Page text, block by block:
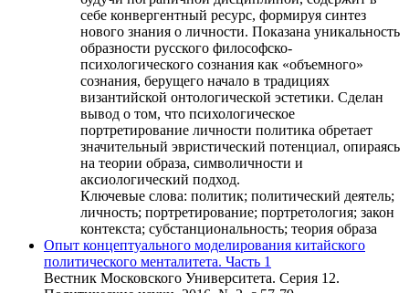
себе конвергентный ресурс, формируя синтез
нового знания о личности. Показана уникальность
образности русского философско-
психологического сознания как «объемного»
сознания, берущего начало в традициях
византийской онтологической эстетики. Сделан
вывод о том, что психологическое
портретирование личности политика обретает
значительный эвристический потенциал, опираясь
на теории образа, символичности и
аксиологический подход.
Ключевые слова: политик; политический деятель;
личность; портретирование; портретология; закон
контекста; субстанциональность; теория образа
Опыт концептуального моделирования китайского
политического менталитета. Часть 1
Вестник Московского Университета. Серия 12.